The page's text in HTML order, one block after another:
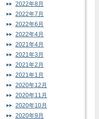
2022年8月
2022年7月
2022年6月
2022年4月
2021年4月
2021年3月
2021年2月
2021年1月
2020年12月
2020年11月
2020年10月
2020年9月